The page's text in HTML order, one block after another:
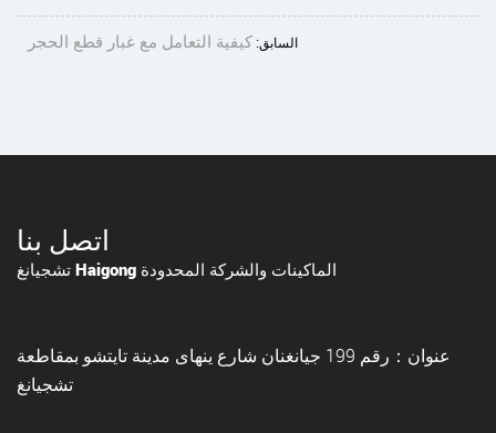
السابق: كيفية التعامل مع غبار قطع الحجر
اتصل بنا
تشجيانغ Haigong الماكينات والشركة المحدودة
عنوان：رقم 199 جيانغنان شارع ينهاى مدينة تايتشو بمقاطعة
تشجيانغ